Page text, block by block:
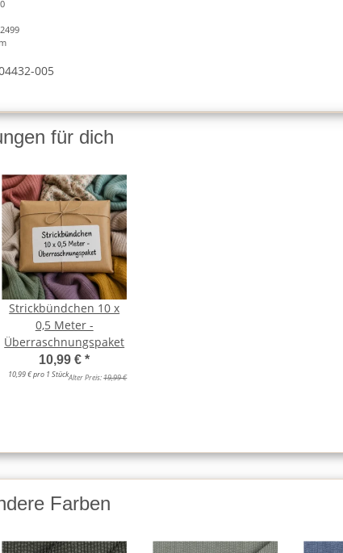
005
für dich
Strickbündchen 10 x
0,5 Meter -
Überraschnungspaket
10,99 €*
10,99 € pro 1 StückAlter Preis:19,99 €
Farben